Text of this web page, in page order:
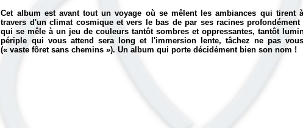
Cet album est avant tout un voyage où se mêlent les ambiances qui tirent
travers d'un climat cosmique et vers le bas de par ses racines
qui se mêle à un jeu de couleurs tantôt sombres et oppressantes, tantôt
périple qui vous attend sera long et l'immersion lente, tâchez ne pas
(« vaste fôret sans chemins »). Un album qui porte décidément bien son nom !